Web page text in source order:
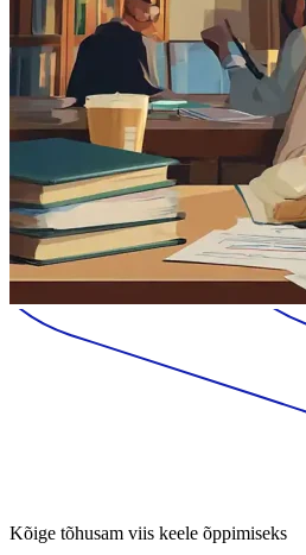
Kõige tõhusam viis keele õppimiseks